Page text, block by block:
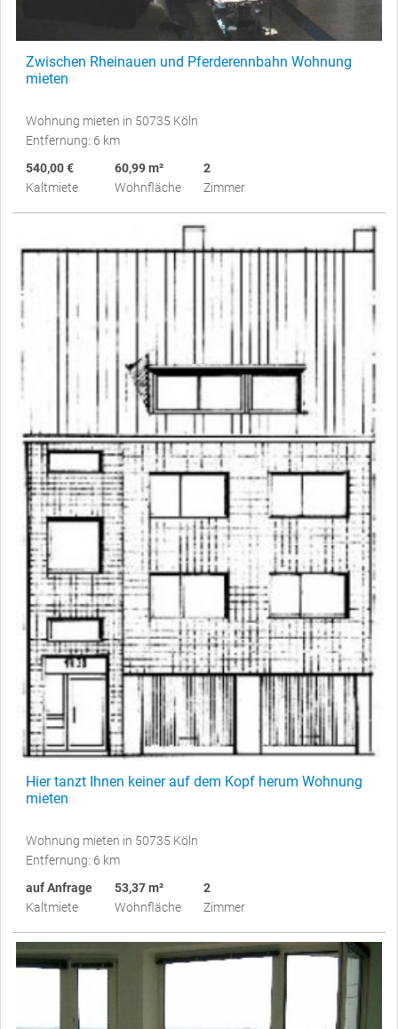
Zwischen Rheinauen und Pferderennbahn Wohnung
mieten
Wohnung mieten in 50735 Köln
Entfernung: 6 km
540,00 €
Kaltmiete
60,99 m²
Wohnfläche
2
Zimmer
Hier tanzt Ihnen keiner auf dem Kopf herum Wohnung
mieten
Wohnung mieten in 50735 Köln
Entfernung: 6 km
auf Anfrage
Kaltmiete
53,37 m²
Wohnfläche
2
Zimmer